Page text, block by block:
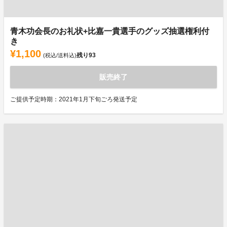
青木功会長のお礼状+比嘉一貴選手のグッズ抽選権利付
き
¥1,100 (税込/送料込)残り93
販売終了
ご提供予定時期：2021年1月下旬ごろ発送予定